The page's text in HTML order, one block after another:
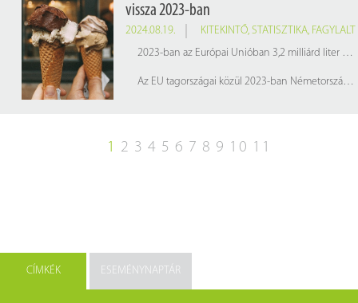
vissza 2023-ban
2024.08.19. KITEKINTŐ, STATISZTIKA, FAGYLALT
2023-ban az Európai Unióban 3,2 milliárd liter fagylaltot állítottak elő, ami 1,4%-os csökkenést jelent a 2022-es (3,3 milliárd liter) gyártáshoz képest.
Az EU tagországai közül 2023-ban Németország volt a fő fagylaltgyártó 612 millió literrel, ezt követi Franciaország (568 millió liter) és Olaszország (527 millió liter).
1 2 3 4 5 6 7 8 9 10 11
CÍMKÉK ESEMÉNYNAPTÁR